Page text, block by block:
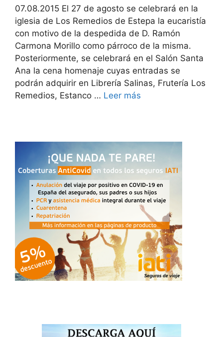
07.08.2015 El 27 de agosto se celebrará en la
iglesia de Los Remedios de Estepa la eucaristía
con motivo de la despedida de D. Ramón
Carmona Morillo como párroco de la misma.
Posteriormente, se celebrará en el Salón Santa
Ana la cena homenaje cuyas entradas se
podrán adquirir en Librería Salinas, Frutería Los
Remedios, Estanco … Leer más